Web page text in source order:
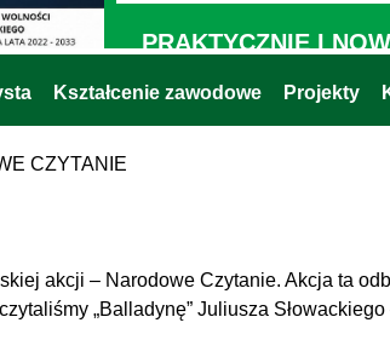
PRAKTYCZNIE I
Kształcenie zawodowe Projekty
CZYTANIE
akcji – Narodowe Czytanie. Akcja ta
„Balladynę” Juliusza